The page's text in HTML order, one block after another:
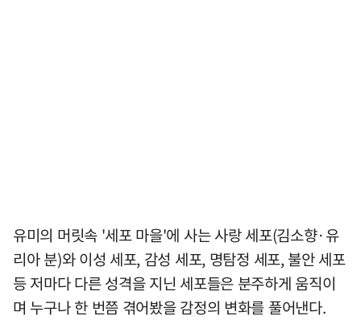
유미의 머릿속 '세포 마을'에 사는 사랑 세포(김소향·유
리아 분)와 이성 세포, 감성 세포, 명탐정 세포, 불안 세포
등 저마다 다른 성격을 지닌 세포들은 분주하게 움직이
며 누구나 한 번쯤 겪어봤을 감정의 변화를 풀어낸다.